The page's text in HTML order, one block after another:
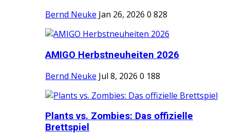
Bernd Neuke Jan 26, 2026 0 828
AMIGO Herbstneuheiten 2026
Bernd Neuke Jul 8, 2026 0 188
Plants vs. Zombies: Das offizielle
Brettspiel